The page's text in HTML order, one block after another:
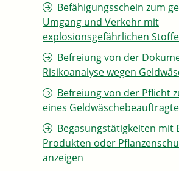
Befähigungsschein zum
Umgang und Verkehr mit
explosionsgefährlichen
Befreiung von der
Risikoanalyse wegen
Befreiung von der Pflicht
eines
Begasungstätigkeiten mit
Produkten oder
anzeigen